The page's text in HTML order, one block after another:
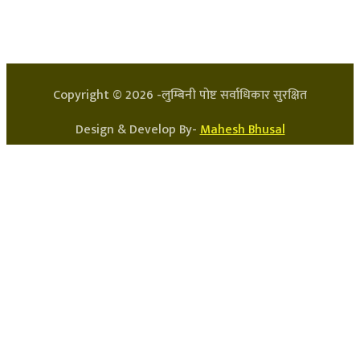
Copyright ©2026 -लुम्बिनी पोष्ट सर्वाधिकार सुरक्षित
Design & Develop By-Mahesh Bhusal